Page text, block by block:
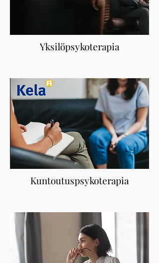
Yksilöpsykoterapia
Kuntoutuspsykoterapia